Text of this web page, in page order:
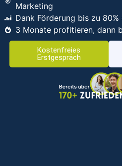
Marketing
Dank Förderung bis zu
3 Monate profitieren, dann
Kostenfreies
Erstgespräch